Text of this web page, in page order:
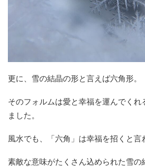
更に、雪の結晶の形と言えば六角形。
そのフォルムは愛と幸福を運んでくれ
ました。
風水でも、「六角」は幸福を招くと言
素敵な意味がたくさん込められた雪の